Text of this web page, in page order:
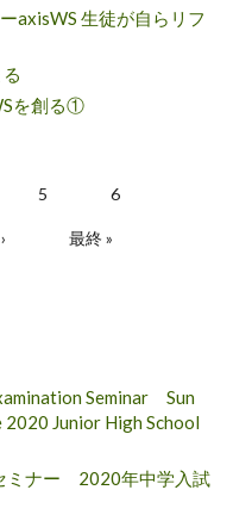
axisWS 生徒が自らリフ
を創る①
5 6
最終 »
Seminar Sun
Junior High School
ミナー 2020年中学入試